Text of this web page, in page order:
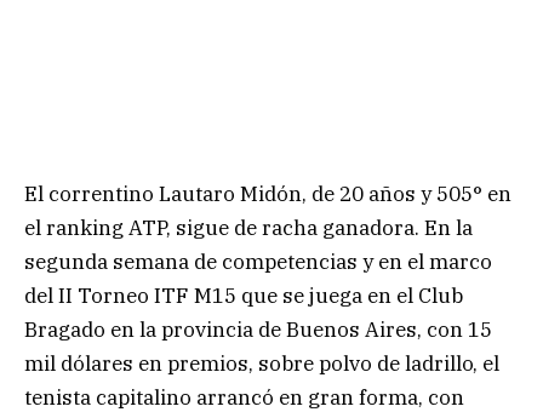
El correntino Lautaro Midón, de 20 años y 505° en
el ranking ATP, sigue de racha ganadora. En la
segunda semana de competencias y en el marco
del II Torneo ITF M15 que se juega en el Club
Bragado en la provincia de Buenos Aires, con 15
mil dólares en premios, sobre polvo de ladrillo, el
tenista capitalino arrancó en gran forma, con